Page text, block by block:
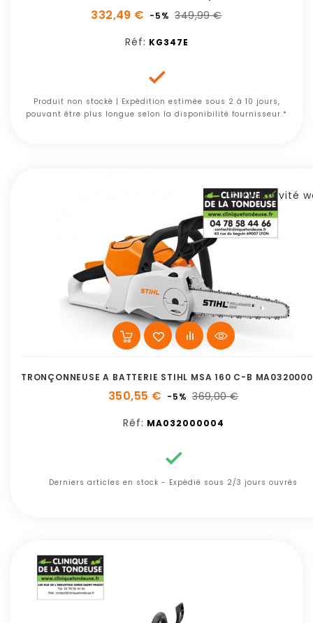
332,49 € -5% 349,99 €
Réf: KG347E

Produit non stocké | Expédition estimée sous 2 à 10 jours,
pouvant être plus longue selon la disponibilité fournisseur.*
Exclusivité
TRONÇONNEUSE A BATTERIE STIHL MSA 160 C-B
350,55 € -5% 369,00 €
Réf: MA032000004

Derniers articles en stock - Expédié sous 2/3 jours ouvrés